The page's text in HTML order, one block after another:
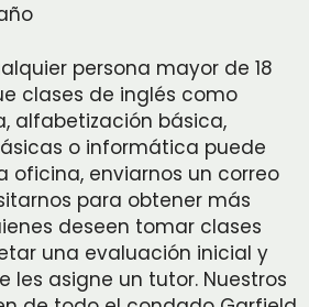
persona mayor de 18
clases de inglés como
alfabetización básica,
o informática puede
oficina, enviarnos un correo
para obtener más
deseen tomar clases
una evaluación inicial y
les asigne un tutor. Nuestros